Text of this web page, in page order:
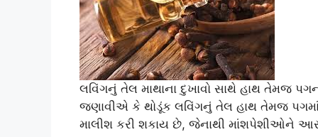
લવિંગનું તેલ માથાના દુખાવો સાથે હાથ તેમજ
જણાવીએ કે થોડૂંક લવિંગનું તેલ હાથ તેમજ પગમાં
માલીશ કરી શકાય છે, જેનાથી માંશપેશીઓને